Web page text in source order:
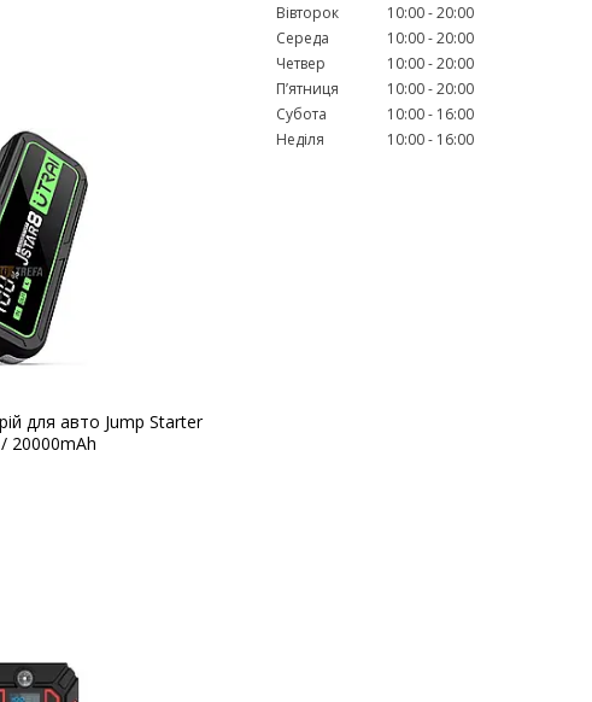
для авто Jump Starter
20000mAh
Вівторок
10:00 20:00
Середа
10:00 20:00
Четвер
10:00 20:00
Пʼятниця
10:00 20:00
Субота
10:00
16:00
Неділя
10:00 16:00